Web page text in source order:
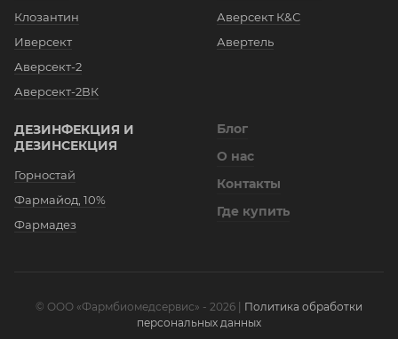
Клозантин
Иверсект
Аверсект-2
Аверсект-2ВК
Аверсект К&С
Авертель
ДЕЗИНФЕКЦИЯ И
ДЕЗИНСЕКЦИЯ
Горностай
Фармайод, 10%
Фармадез
Блог
О нас
Контакты
Где купить
© OOO «Фармбиомедсервис» - 2026 | Политика обработки
персональных данных